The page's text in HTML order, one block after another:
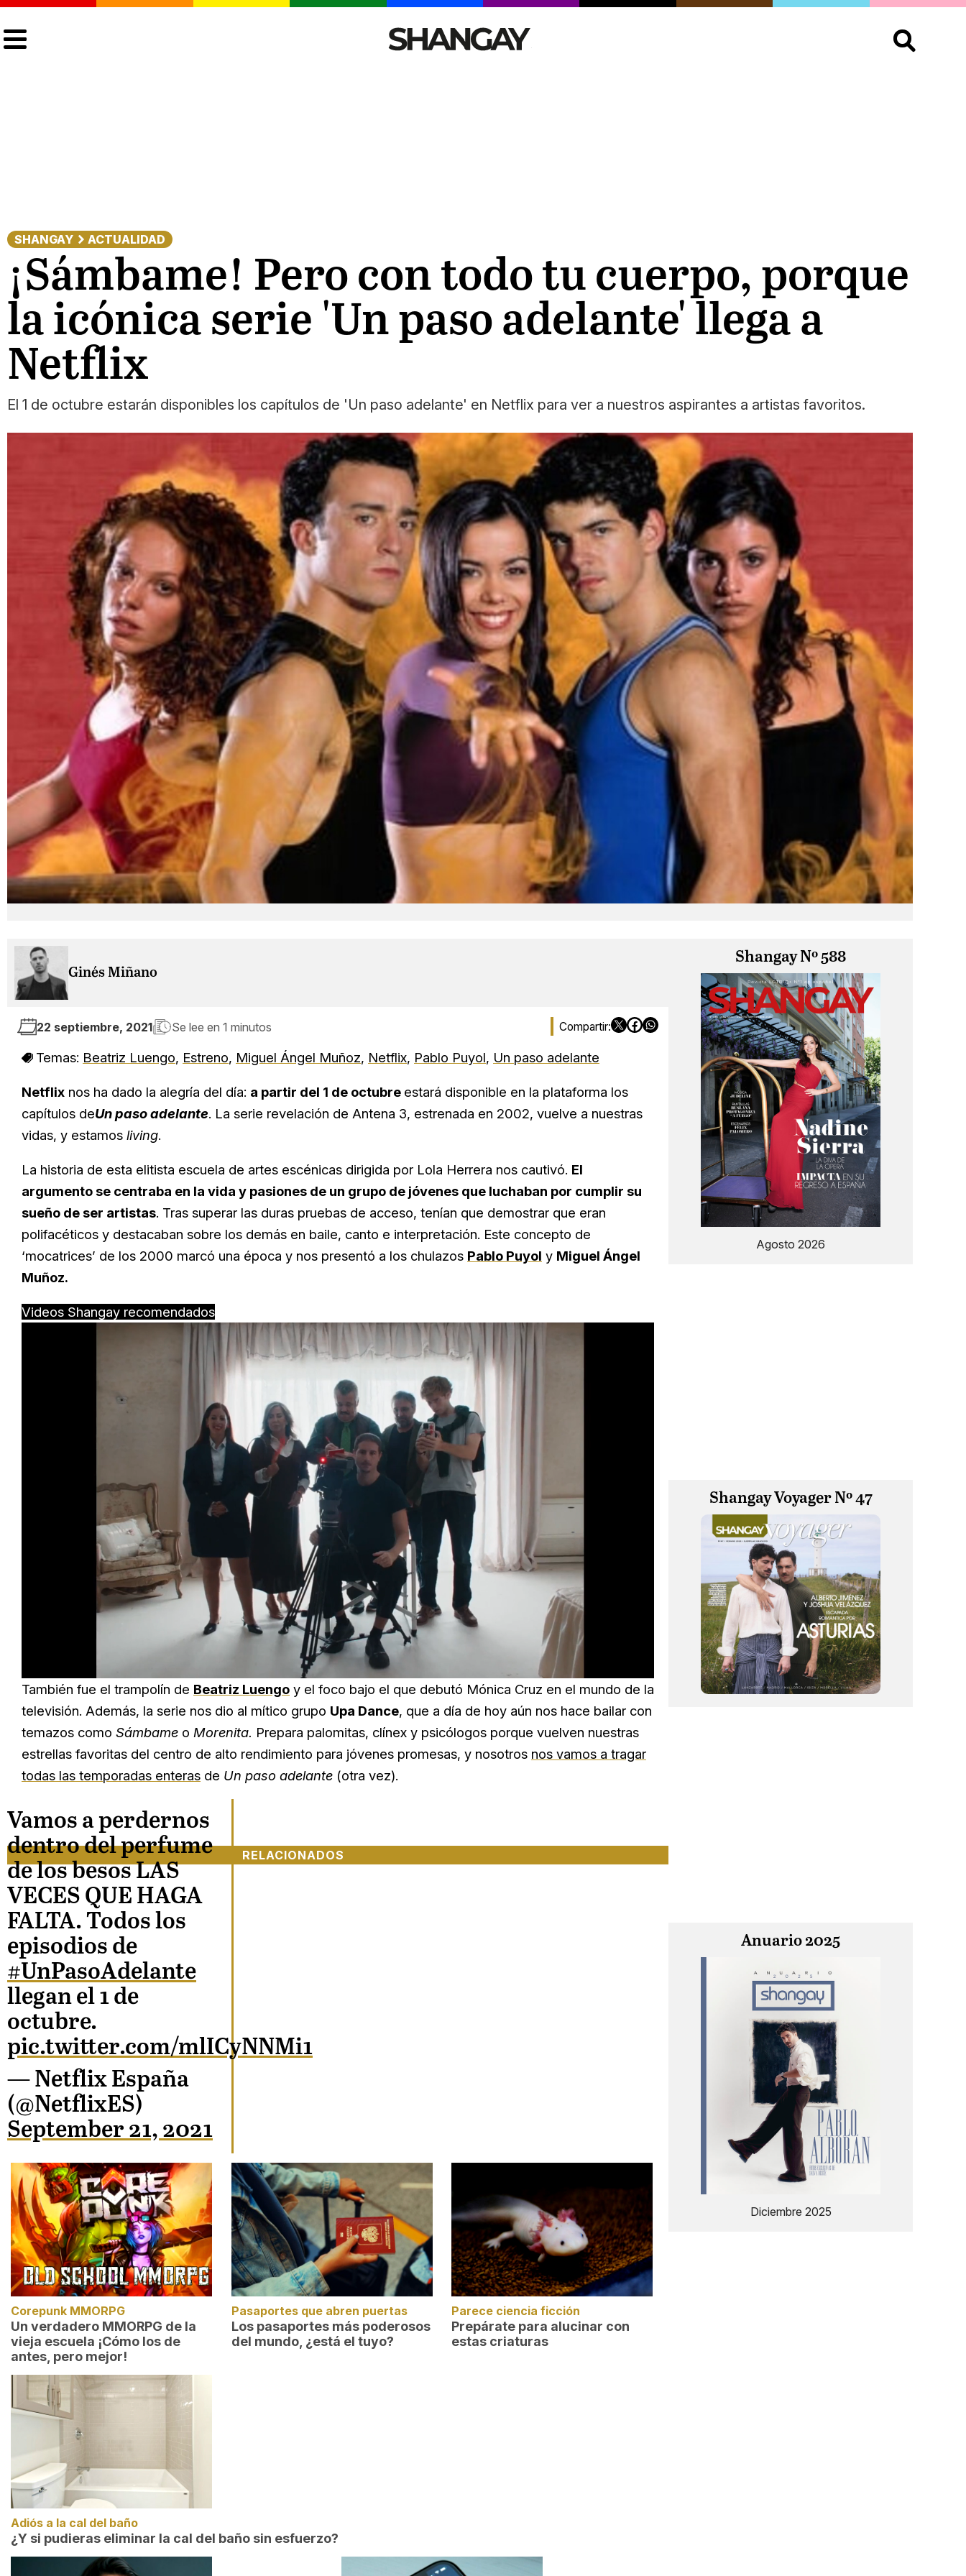
Buscar:
SHANGAY ACTUALIDAD
¡Sámbame! Pero con todo tu cuerpo, porque
la icónica serie 'Un paso adelante' llega a
Netflix
El 1 de octubre estarán disponibles los capítulos de 'Un paso adelante' en Netflix para ver a nuestros aspirantes a artistas favoritos.
Ginés Miñano
22 septiembre, 2021 Se lee en 1 minutos
Temas: Beatriz Luengo, Estreno, Miguel Ángel Muñoz, Netflix, Pablo Puyol, Un paso adelante
Netflix nos ha dado la alegría del día: a partir del 1 de octubre estará disponible en la plataforma los
capítulos deUn paso adelante. La serie revelación de Antena 3, estrenada en 2002, vuelve a nuestras
vidas, y estamos living.
La historia de esta elitista escuela de artes escénicas dirigida por Lola Herrera nos cautivó. El
argumento se centraba en la vida y pasiones de un grupo de jóvenes que luchaban por cumplir su
sueño de ser artistas. Tras superar las duras pruebas de acceso, tenían que demostrar que eran
polifacéticos y destacaban sobre los demás en baile, canto e interpretación. Este concepto de
‘mocatrices’ de los 2000 marcó una época y nos presentó a los chulazos Pablo Puyol y Miguel Ángel
Muñoz.
Videos Shangay recomendados
Loaded :
66.12%
También fue el trampolín de Beatriz Luengo y el foco bajo el que debutó Mónica Cruz en el mundo de la
televisión. Además, la serie nos dio al mítico grupo Upa Dance, que a día de hoy aún nos hace bailar con
temazos como Sámbame o Morenita. Prepara palomitas, clínex y psicólogos porque vuelven nuestras
estrellas favoritas del centro de alto rendimiento para jóvenes promesas, y nosotros nos vamos a tragar
todas las temporadas enteras de Un paso adelante (otra vez).
Vamos a perdernos
dentro del perfume
de los besos LAS
VECES QUE HAGA
FALTA. Todos los
episodios de
#UnPasoAdelante
llegan el 1 de
octubre.
pic.twitter.com/mlICyNNMi1
— Netflix España
(@NetflixES)
September 21, 2021
RELACIONADOS
Corepunk MMORPG
Un verdadero MMORPG de la
vieja escuela ¡Cómo los de
antes, pero mejor!
Pasaportes que abren puertas
Los pasaportes más poderosos
del mundo, ¿está el tuyo?
Parece ciencia ficción
Prepárate para alucinar con
estas criaturas
Adiós a la cal del baño
¿Y si pudieras eliminar la cal del baño sin esfuerzo?
Shangay Nº 588
Agosto 2026
Shangay Voyager Nº 47
Anuario 2025
Diciembre 2025